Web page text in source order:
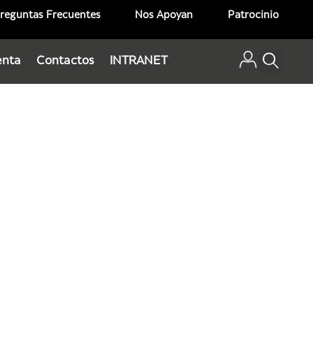
Frecuentes Nos Apoyan Patrocinio
Contactos INTRANET